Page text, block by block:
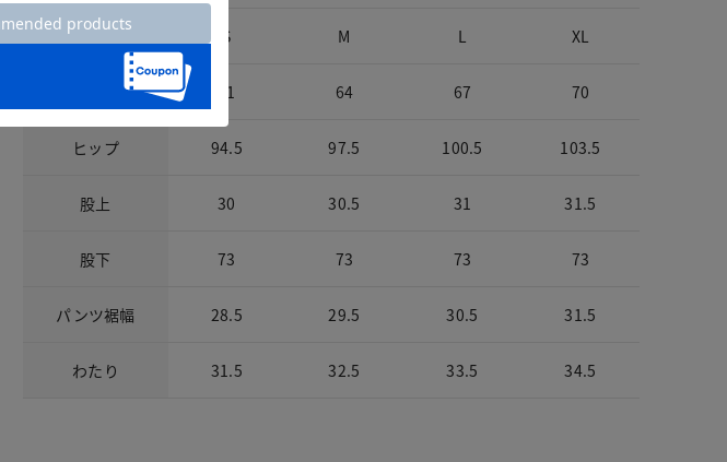
サイズ
S M L XL
ウエスト 61 64 67 70
ヒップ 94.5 97.5 100.5 103.5
股上 30 30.5 31 31.5
股下 73 73 73 73
パンツ裾幅 28.5 29.5 30.5 31.5
わたり 31.5 32.5 33.5 34.5